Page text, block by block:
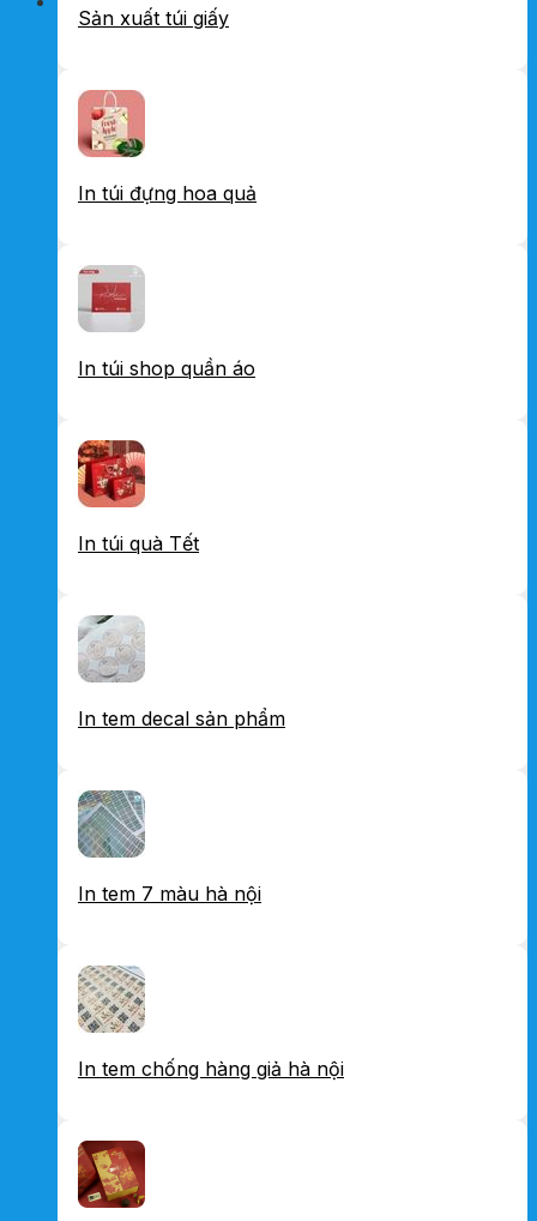
Sản xuất túi giấy
In túi đựng hoa quả
In túi shop quần áo
In túi quà Tết
In tem decal sản phẩm
In tem 7 màu hà nội
In tem chống hàng giả hà nội